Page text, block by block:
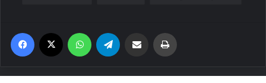
Facebook WhatsApp Email'den paylaş